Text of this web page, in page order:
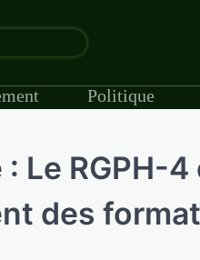
Politique
Le RGPH-
des